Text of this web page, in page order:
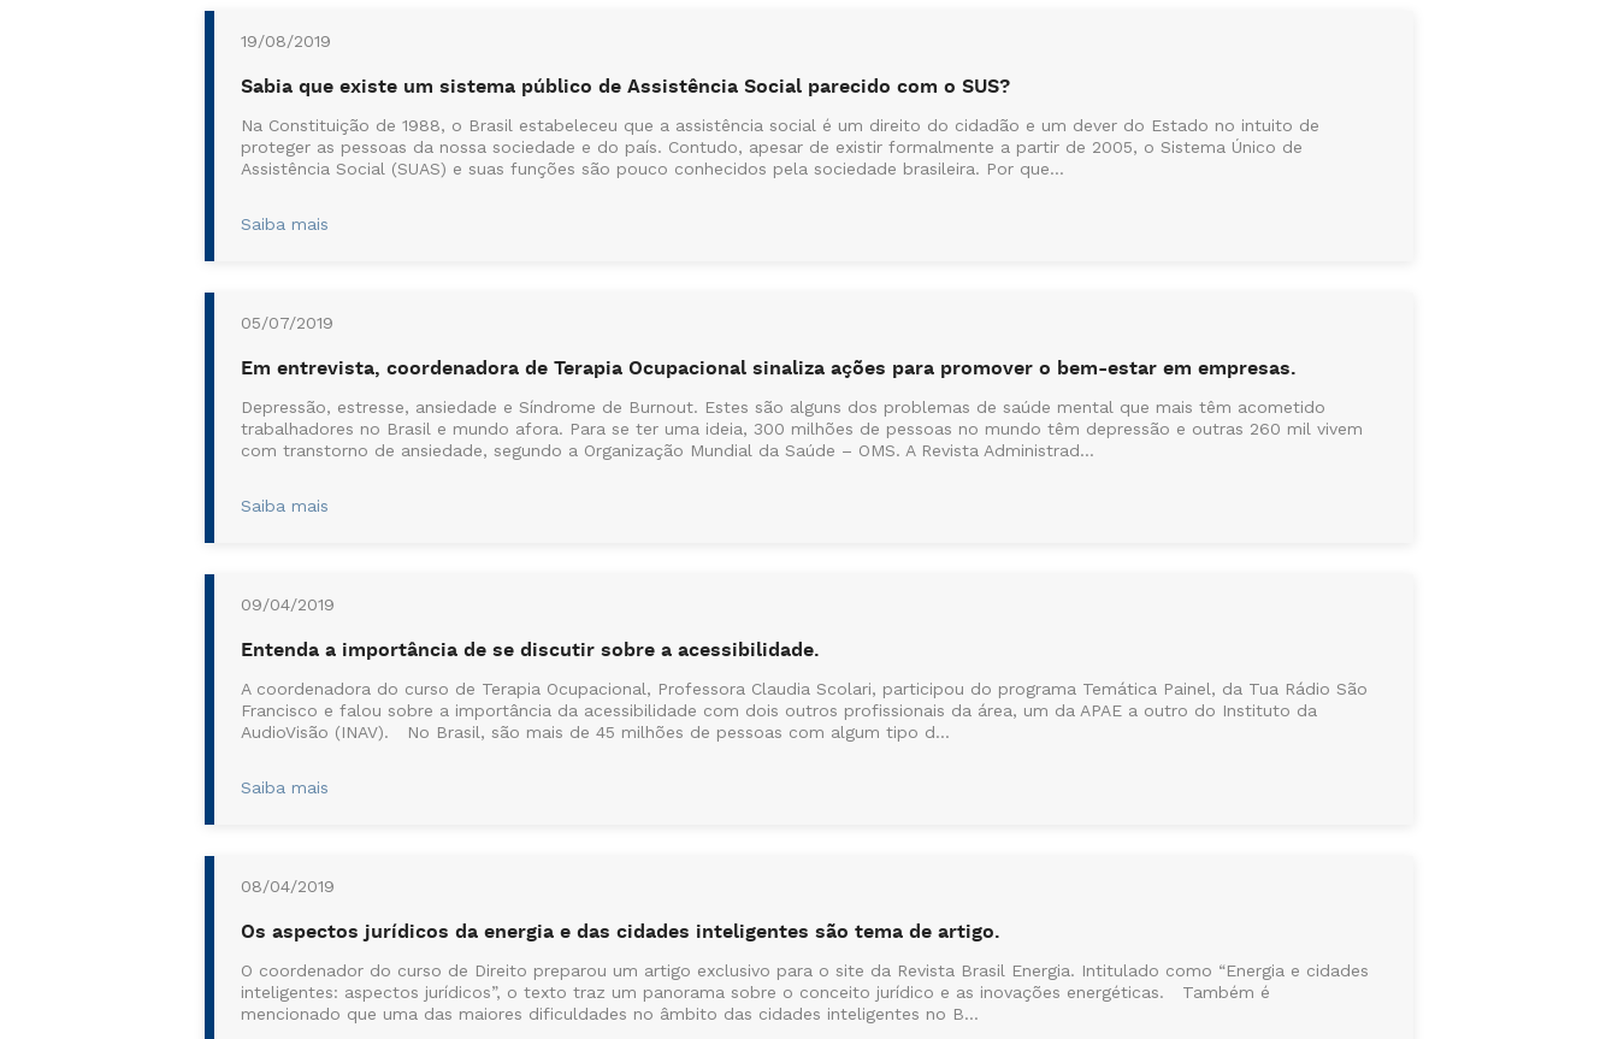
19/08/2019
Sabia que existe um sistema público de Assistência Social parecido com o SUS?
Na Constituição de 1988, o Brasil estabeleceu que a assistência social é um direito do cidadão e um dever do Estado no intuito de
proteger as pessoas da nossa sociedade e do país. Contudo, apesar de existir formalmente a partir de 2005, o Sistema Único de
Assistência Social (SUAS) e suas funções são pouco conhecidos pela sociedade brasileira. Por que...
Saiba mais
05/07/2019
Em entrevista, coordenadora de Terapia Ocupacional sinaliza ações para promover o bem-estar em empresas.
Depressão, estresse, ansiedade e Síndrome de Burnout. Estes são alguns dos problemas de saúde mental que mais têm acometido
trabalhadores no Brasil e mundo afora. Para se ter uma ideia, 300 milhões de pessoas no mundo têm depressão e outras 260 mil vivem
com transtorno de ansiedade, segundo a Organização Mundial da Saúde – OMS. A Revista Administrad...
Saiba mais
09/04/2019
Entenda a importância de se discutir sobre a acessibilidade.
A coordenadora do curso de Terapia Ocupacional, Professora Claudia Scolari, participou do programa Temática Painel, da Tua Rádio São
Francisco e falou sobre a importância da acessibilidade com dois outros profissionais da área, um da APAE a outro do Instituto da
AudioVisão (INAV). No Brasil, são mais de 45 milhões de pessoas com algum tipo d...
Saiba mais
08/04/2019
Os aspectos jurídicos da energia e das cidades inteligentes são tema de artigo.
O coordenador do curso de Direito preparou um artigo exclusivo para o site da Revista Brasil Energia. Intitulado como “Energia e cidades
inteligentes: aspectos jurídicos”, o texto traz um panorama sobre o conceito jurídico e as inovações energéticas. Também é
mencionado que uma das maiores dificuldades no âmbito das cidades inteligentes no B...